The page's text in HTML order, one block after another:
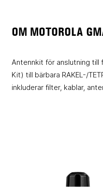
OM MOTOROLA
Antennkit för anslutning till
Kit) till bärbara RAKEL-/
inkluderar filter, kablar,